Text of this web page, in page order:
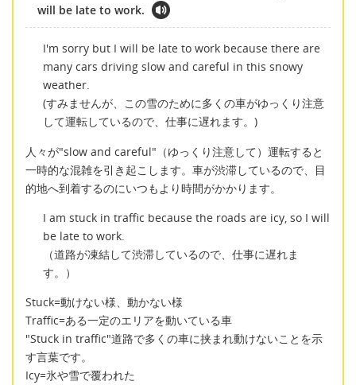
will be late to work.
I'm sorry but I will be late to work because there are
many cars driving slow and careful in this snowy
weather.
(すみませんが、この雪のために多くの車がゆっくり注意
して運転しているので、仕事に遅れます。)
人々が"slow and careful"（ゆっくり注意して）運転すると
一時的な混雑を引き起こします。車が渋滞しているので、目
的地へ到着するのにいつもより時間がかかります。
I am stuck in traffic because the roads are icy, so I will
be late to work.
（道路が凍結して渋滞しているので、仕事に遅れま
す。）
Stuck=動けない様、動かない様
Traffic=ある一定のエリアを動いている車
"Stuck in traffic"道路で多くの車に挟まれ動けないことを示
す言葉です。
Icy=氷や雪で覆われた